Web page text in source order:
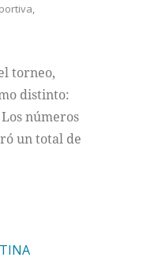
torneo,
distinto:
números
un total de